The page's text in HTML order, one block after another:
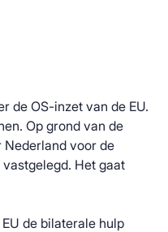
de OS-inzet van de EU.
Op grond van de
voor de
Het gaat
de bilaterale hulp